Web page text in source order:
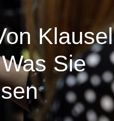
Klausel
Sie